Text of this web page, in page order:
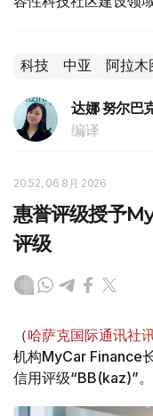
科技 中亚 阿拉木
达娜 努尔巴
编译
20:52, 06 8月 2026
惠誉评级授予
评级
（哈萨克国际通讯社
机构MyCar Finance
信用评级“BB(kaz)”。